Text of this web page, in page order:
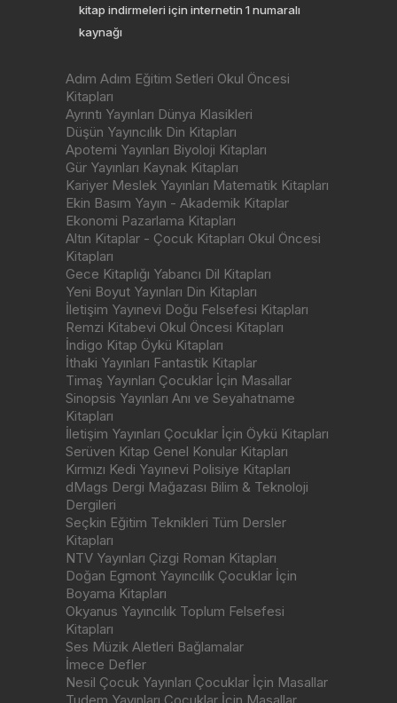
kitap indirmeleri için internetin 1 numaralı
kaynağı
Adım Adım Eğitim Setleri Okul Öncesi
Kitapları
Ayrıntı Yayınları Dünya Klasikleri
Düşün Yayıncılık Din Kitapları
Apotemi Yayınları Biyoloji Kitapları
Gür Yayınları Kaynak Kitapları
Kariyer Meslek Yayınları Matematik Kitapları
Ekin Basım Yayın - Akademik Kitaplar
Ekonomi Pazarlama Kitapları
Altın Kitaplar - Çocuk Kitapları Okul Öncesi
Kitapları
Gece Kitaplığı Yabancı Dil Kitapları
Yeni Boyut Yayınları Din Kitapları
İletişim Yayınevi Doğu Felsefesi Kitapları
Remzi Kitabevi Okul Öncesi Kitapları
İndigo Kitap Öykü Kitapları
İthaki Yayınları Fantastik Kitaplar
Timaş Yayınları Çocuklar İçin Masallar
Sinopsis Yayınları Anı ve Seyahatname
Kitapları
İletişim Yayınları Çocuklar İçin Öykü Kitapları
Serüven Kitap Genel Konular Kitapları
Kırmızı Kedi Yayınevi Polisiye Kitapları
dMags Dergi Mağazası Bilim & Teknoloji
Dergileri
Seçkin Eğitim Teknikleri Tüm Dersler
Kitapları
NTV Yayınları Çizgi Roman Kitapları
Doğan Egmont Yayıncılık Çocuklar İçin
Boyama Kitapları
Okyanus Yayıncılık Toplum Felsefesi
Kitapları
Ses Müzik Aletleri Bağlamalar
İmece Defler
Nesil Çocuk Yayınları Çocuklar İçin Masallar